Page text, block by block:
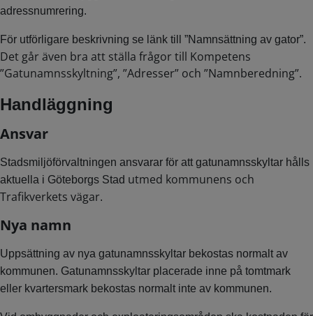
adressnumrering.
För utförligare beskrivning se länk till ”Namnsättning av gator”.
Det går även bra att ställa frågor till Kompetens
”Gatunamnsskyltning”, ”Adresser” och ”Namnberedning”.
Handläggning
Ansvar
Stadsmiljöförvaltningen ansvarar för att gatunamnsskyltar hålls
aktuella i Göteborgs Stad utmed kommunens och
Trafikverkets vägar.
Nya namn
Uppsättning av nya gatunamnsskyltar bekostas normalt av
kommunen. Gatunamnsskyltar placerade inne på tomtmark
eller kvartersmark bekostas normalt inte av kommunen.